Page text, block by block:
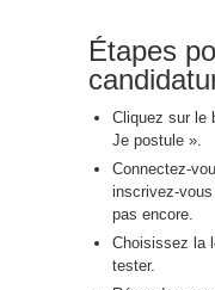
Étapes
Cliquez sur le
Je postule ».
Connectez-
inscrivez-
pas encore.
Choisissez la
tester.